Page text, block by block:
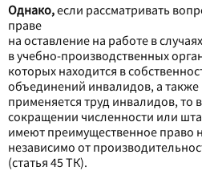
Однако,если рассматривать
праве
на оставление на работе в
в учебно-производственных
которых находится в
объединений инвалидов, а также
применяется труд инвалидов, то
сокращении численности или
имеют преимущественное право
независимо от
(статья 45 ТК).